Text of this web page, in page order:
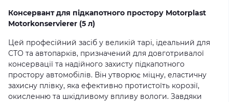
Консервант для підкапотного простору Motorplast
Motorkonservierer (5 л)
Цей професійний засіб у великій тарі, ідеальний для
СТО та автопарків, призначений для довготривалої
консервації та надійного захисту підкапотного
простору автомобілів. Він утворює міцну, еластичну
захисну плівку, яка ефективно протистоїть корозії,
окисленню та шкідливому впливу вологи. Завдяки